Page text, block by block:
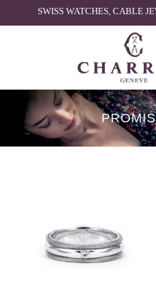
SWISS WATCHES, CABLE